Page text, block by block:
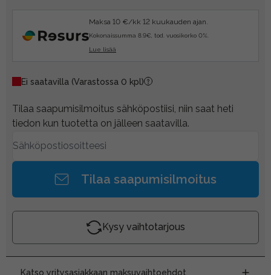
Maksa 10 €/kk 12 kuukauden ajan.
Kokonaissumma 8.9€, tod. vuosikorko 0%.
Lue lisää
Ei saatavilla (Varastossa 0 kpl)
Tilaa saapumisilmoitus sähköpostiisi, niin saat heti
tiedon kun tuotetta on jälleen saatavilla.
Tilaa saapumisilmoitus
Kysy vaihtotarjous
Katso yritysasiakkaan maksuvaihtoehdot